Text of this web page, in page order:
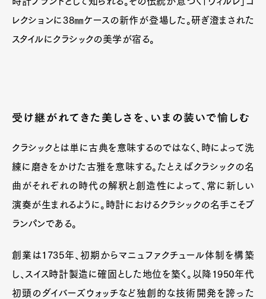
レクションに38㎜ケースの新作が登場した。研ぎ澄まされた
スタイルにクラシックの美学が宿る。
受け継がれてきた美しさを、いまの装いで愉しむ
クラシックとは単に古典を意味するのではなく、時によって洗
練に磨きをかけた古雅を意味する。たとえばクラシックの名
曲がそれぞれの時代の解釈と創造性によって、常に新しい
演奏が生まれるように。時計におけるクラシックの名手こそブ
ランパンである。
創業は1735年、初期からマニュファクチュール体制を構築
し、スイス時計製造に確固とした地位を築く。以降1950年代
初頭のダイバーズウォッチなど独創的な技術開発を誇った